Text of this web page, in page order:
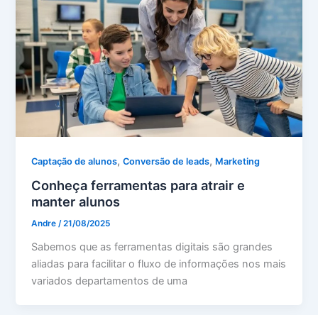
Captação de alunos,Conversão de leads, Marketing
Conheça ferramentas para atrair e
manter alunos
Andre/21/08/2025
Sabemos que as ferramentas digitais são grandes
aliadas para facilitar o fluxo de informações nos mais
variados departamentos de uma